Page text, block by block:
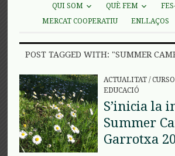
QUI SOM QUÈ FEM
MERCAT COOPERATIU
ENLLAÇOS
POST TAGGED WITH: "SUMMER
ACTUALITAT/
EDUCACIÓ
S’inicia la
Summer
Garrotxa